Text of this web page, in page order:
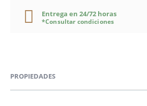
Entrega en 24/72 horas
*Consultar condiciones
PROPIEDADES